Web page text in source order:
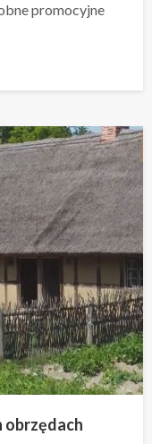
promocyjne
obrzędach